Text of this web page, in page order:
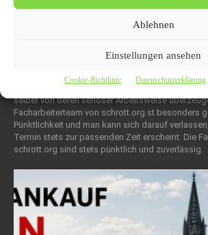
Ablehnen
Einstellungen ansehen
Cookie-Richtlinie Datenschutzerklärung
Kostenlose
mit seriöser Wirkweise
22. April 2019
Das gelingt am einfachsten, wenn man die
schrott.org mit einer kostenlosen
selber von deren seriöser Arbeitsweise
Facharbeiterteam von schrott.org st besonders
Pünktlichkeit und man kann sich darauf
Termin stets zur passenden Zeit erscheint: Die
schrott.org sind stets pünktlich und zuverlässig.